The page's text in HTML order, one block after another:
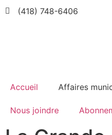
(418) 748-6406
Accueil Affaires
Nous joindre